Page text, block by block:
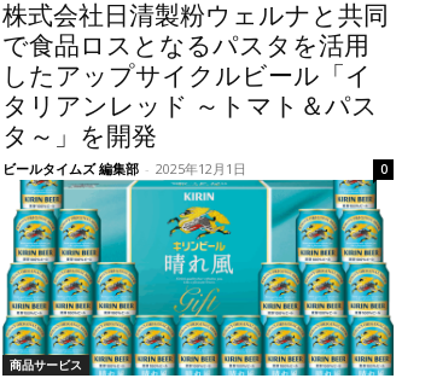
株式会社日清製粉ウェルナと共同
で食品ロスとなるパスタを活用
したアップサイクルビール「イ
タリアンレッド ～トマト＆パス
タ～」を開発
ビールタイムズ 編集部 - 2025年12月1日 0
商品サービス